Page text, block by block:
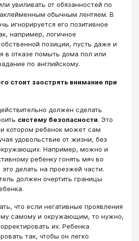
увиливать от обязанностей по
обычным лентяем. В
игнорируется его позитивное
например, логичное
позиции, пусть даже и
в отказе помыть дома пол или
по английскому.
стоит заострять внимание при
должен сделать
систему безопасности. Это
котором ребенок может сам
удовольствие от жизни, без
Например, можно и
ребенку гонять мяч во
делать на проезжей части.
должен очертить границы
что если негативные проявления
самому и окружающим, то нужно,
их. Ребенка
так, чтобы он легко